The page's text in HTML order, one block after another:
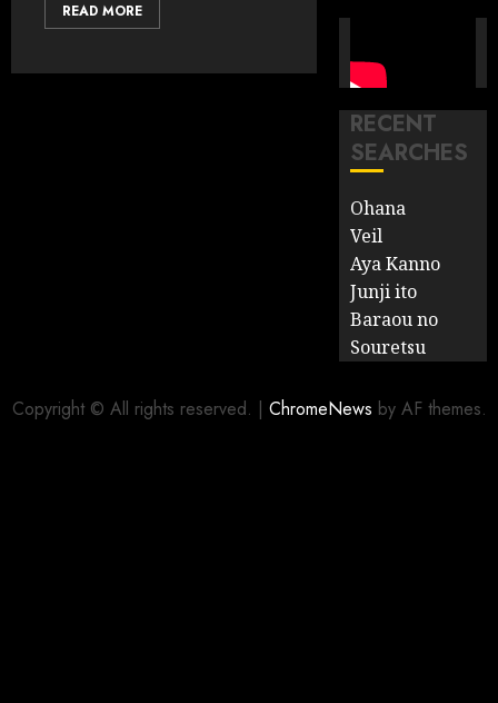
READ MORE
RECENT
SEARCHES
Ohana
Veil
Aya Kanno
Junji ito
Baraou no
Souretsu
Copyright © All rights reserved. | ChromeNews by AF themes.